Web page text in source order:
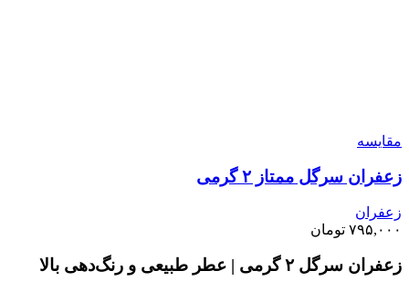
مقايسه
زعفران سرگل ممتاز ۲ گرمی
زعفران
۷۹۵,۰۰۰ تومان
زعفران سرگل ۲ گرمی | عطر طبیعی و رنگ‌دهی بالا